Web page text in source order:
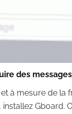
des
à mesure de la
installez Gboard.